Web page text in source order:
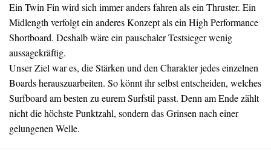
Ein Twin Fin wird sich immer anders fahren als ein Thruster. Ein
Midlength verfolgt ein anderes Konzept als ein High Performance
Shortboard. Deshalb wäre ein pauschaler Testsieger wenig
aussagekräftig.
Unser Ziel war es, die Stärken und den Charakter jedes einzelnen
Boards herauszuarbeiten. So könnt ihr selbst entscheiden, welches
Surfboard am besten zu eurem Surfstil passt. Denn am Ende zählt
nicht die höchste Punktzahl, sondern das Grinsen nach einer
gelungenen Welle.